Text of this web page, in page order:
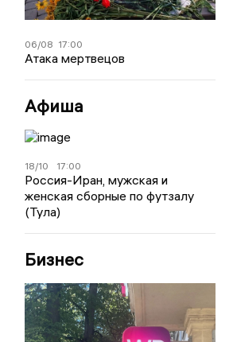
06/08 17:00
Атака мертвецов
Афиша
18/10 17:00
Россия-Иран, мужская и
женская сборные по футзалу
(Тула)
Бизнес